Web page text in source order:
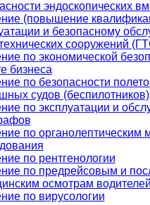
эндоскопических
(повышение
и безопасному
сооружений
по экономической
бизнеса
по безопасности
судов (беспилотников)
по эксплуатации и
по органолептическим
по рентгенологии
по предрейсовым и
осмотрам водителей
по вирусологии